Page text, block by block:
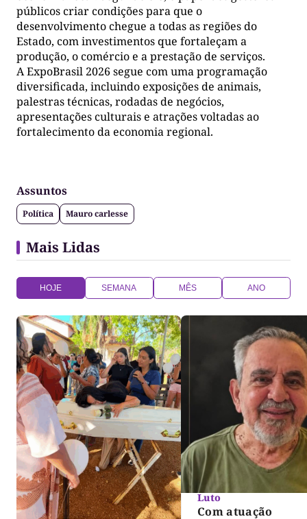
públicos criar condições para que o
desenvolvimento chegue a todas as regiões do
Estado, com investimentos que fortaleçam a
produção, o comércio e a prestação de serviços.
A ExpoBrasil 2026 segue com uma programação
diversificada, incluindo exposições de animais,
palestras técnicas, rodadas de negócios,
apresentações culturais e atrações voltadas ao
fortalecimento da economia regional.
Assuntos
Política Mauro carlesse
Mais Lidas
HOJE SEMANA MÊS ANO
Luto
Com atuação